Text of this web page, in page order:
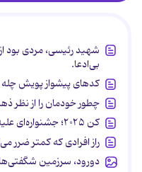
شهید رئیسی، مردی بود
بی‌ادعا.
کدهای پیشواز پویش
چطور خودمان را از نظر ذهنی ۳۸ برابر قوی‌تر
کن ۲۰۲۵؛ جشنواره‌ای علیه خانواده
راز افرادی که کمتر ضرر
دورود، سرزمین